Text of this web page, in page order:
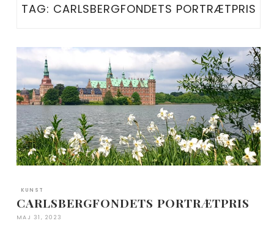
TAG: CARLSBERGFONDETS PORTRÆTPRIS
KUNST
CARLSBERGFONDETS PORTRÆTPRIS
MAJ 31, 2023